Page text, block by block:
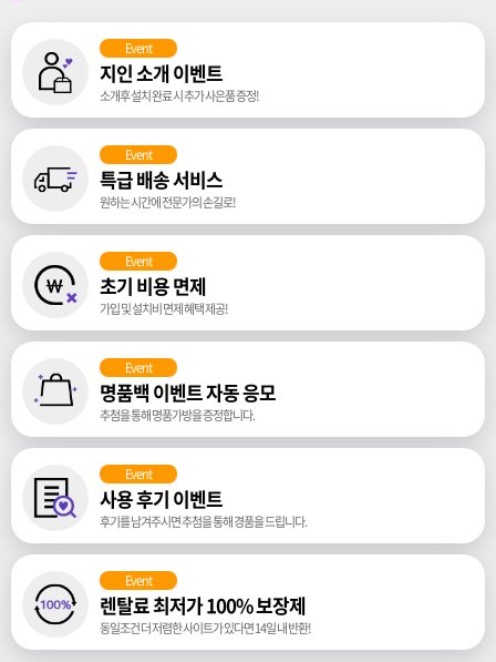
Event
지인 소개 이벤트
소개후 설치 완료 시 추가 사은품 증정!
Event
특급 배송 서비스
원하는 시간에 전문가의 손길로!
Event
초기 비용 면제
가입 및 설치비 면제 혜택 제공!
Event
명품백 이벤트 자동 응모
추첨을 통해 명품가방을 증정합니다.
Event
사용 후기 이벤트
후기를 남겨주시면 추첨을 통해 경품을 드립니다.
Event
렌탈료 최저가 100% 보장제
동일조건 더 저렴한 사이트가 있다면 14일 내 반환!